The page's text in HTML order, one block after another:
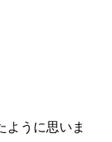
ように思いま